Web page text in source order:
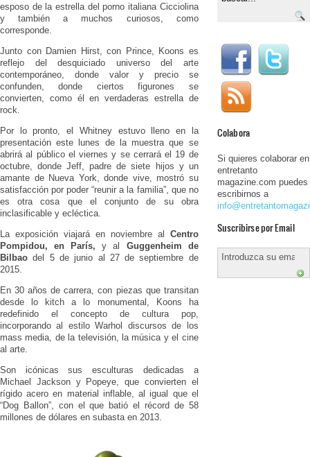
esposo de la estrella del porno italiana Cicciolina
y también a muchos curiosos, como
corresponde.
Junto con Damien Hirst, con Prince, Koons es
reflejo del desquiciado universo del arte
contemporáneo, donde valor y precio se
confunden, donde ciertos figurones se
convierten, como él en verdaderas estrella de
rock.
Por lo pronto, el Whitney estuvo lleno en la
presentación este lunes de la muestra que se
abrirá al público el viernes y se cerrará el 19 de
octubre, donde Jeff, padre de siete hijos y un
amante de Nueva York, donde vive, mostró su
satisfacción por poder “reunir a la familia”, que no
es otra cosa que el conjunto de su obra
inclasificable y ecléctica.
La exposición viajará en noviembre al Centro
Pompidou, en París, y al Guggenheim de
Bilbao del 5 de junio al 27 de septiembre de
2015.
En 30 años de carrera, con piezas que transitan
desde lo kitch a lo monumental, Koons ha
redefinido el concepto de cultura pop,
incorporando al estilo Warhol discursos de los
mass media, de la televisión, la música y el cine
al arte.
Son icónicas sus esculturas dedicadas a
Michael Jackson y Popeye, que convierten el
rígido acero en material inflable, al igual que el
“Dog Ballon”, con el que batió el récord de 58
millones de dólares en subasta en 2013.
Colabora
Si quieres colaborar en
entretanto
magazine.com puedes
escribirnos a
Suscribirse por Email